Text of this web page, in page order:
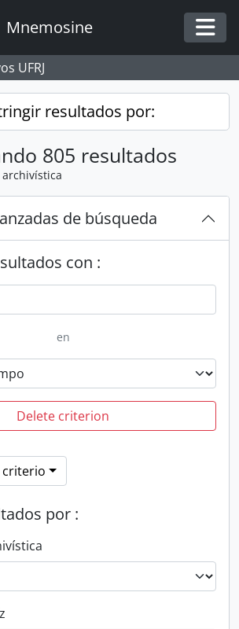
Mnemosine
UFRJ
resultados por:
805 resultados
de búsqueda
con :
en
Delete criterion
criterio
por :